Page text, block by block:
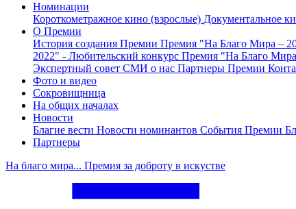
Номинации
Короткометражное кино (взрослые) Документальное
О Премии
История создания Премии Премия "На Благо Мира –
2022" - Любительский конкурс Премия "На Благо
Экспертный совет СМИ о нас Партнеры Премии
Фото и видео
Сокровищница
На общих началах
Новости
Благие вести Новости номинантов События Премии
Партнеры
На благо мира... Премия за доброту в искустве